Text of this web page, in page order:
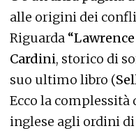
alle origini dei
Riguarda “Lawrence
Cardini, storico di
suo ultimo libro (
Ecco la complessità
inglese agli ordini di